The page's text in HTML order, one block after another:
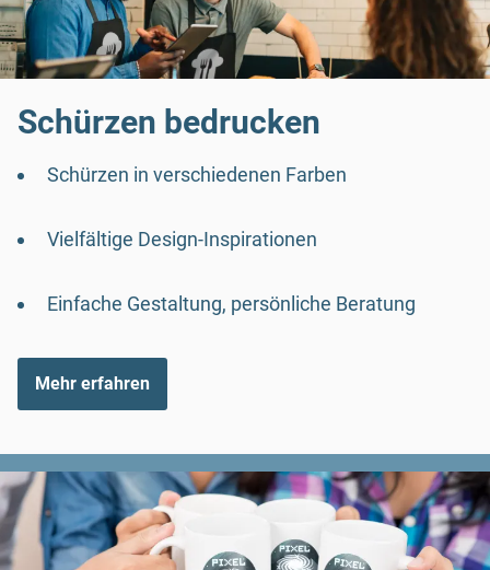
Schürzen bedrucken
Schürzen in verschiedenen Farben
Vielfältige Design-Inspirationen
Einfache Gestaltung, persönliche Beratung
Mehr erfahren